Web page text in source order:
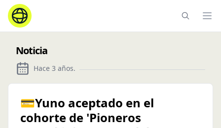
Noticia
Hace 3 años.
💳Yuno aceptado en el
cohorte de 'Pioneros